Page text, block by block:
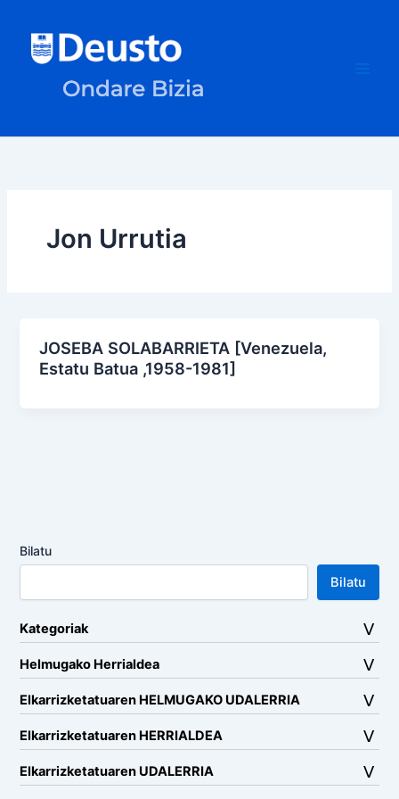
content
Jon Urrutia
JOSEBA SOLABARRIETA [Venezuela,
Estatu Batua ,1958-1981]
Bilatu
Bilatu
Kategoriak
Helmugako Herrialdea
Elkarrizketatuaren HELMUGAKO UDALERRIA
Elkarrizketatuaren HERRIALDEA
Elkarrizketatuaren UDALERRIA